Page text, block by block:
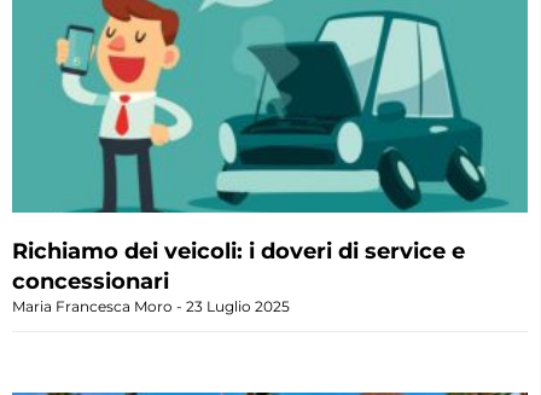
Richiamo dei veicoli: i doveri di service e
concessionari
Maria Francesca Moro 23 Luglio 2025